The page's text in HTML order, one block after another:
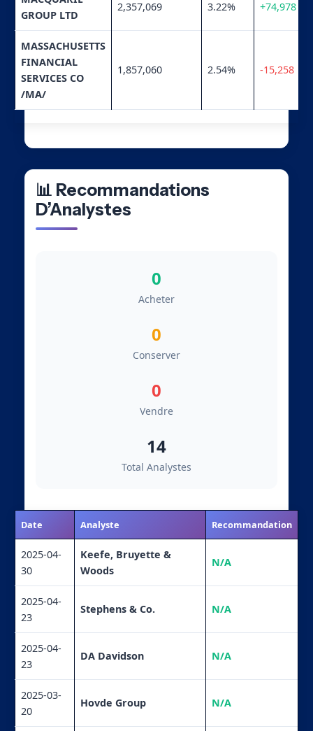
GROUP LTD
2,357,069 3.22% +74,978
MASSACHUSETTS
FINANCIAL
SERVICES CO
/MA/
1,857,060 2.54% -15,258
📊 Recommandations
D’Analystes
0
Acheter
0
Conserver
0
Vendre
14
Total Analystes
Date Analyste Recommandation
2025-04-
30
Keefe, Bruyette &
Woods
N/A
2025-04-
23
Stephens & Co. N/A
2025-04-
23
DA Davidson N/A
2025-03-
20
Hovde Group N/A